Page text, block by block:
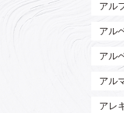
アル
アル
アル
アル
アレ